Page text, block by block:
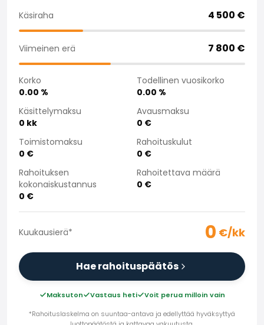
Saka Select
Yritys
Saka Finland Oy
Hallinto
Ostotiimi
Yhteydenotto
Rekrytointi
Laskutustiedot
Medialle
Kokemuksia Sakasta
Reklamaatiot
Käsiraha 4 500 €
Viimeinen erä 7 800 €
Korko
0.00 %
Todellinen vuosikorko
0.00 %
Käsittelymaksu
0 kk
Avausmaksu
0 €
Toimistomaksu
0 €
Rahoituskulut
0 €
Rahoituksen
kokonaiskustannus
0 €
Rahoitettava määrä
0 €
Kuukausierä* 0 €/kk
Hae rahoituspäätös
Maksuton Vastaus heti
Voit perua milloin vain
*Rahoituslaskelma on suuntaa-antava ja edellyttää hyväksyttyä